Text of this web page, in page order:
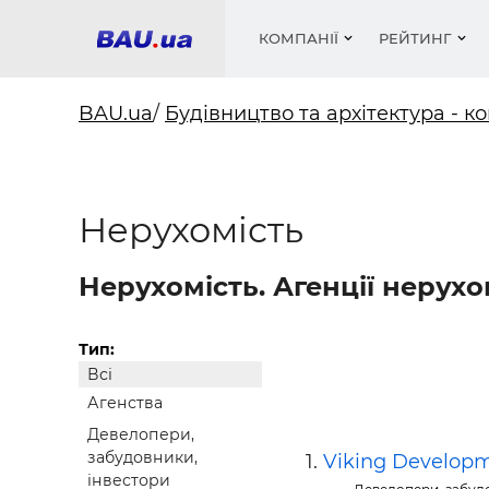
КОМПАНІЇ
Фарби,
РЕЙТИНГ
Медіа
BAU.ua/ Будівництво та архітектура -
Нерухомість
Нерухомість. Агенції
Тип:
Всі
Агенства
Девелопери,
забудовники,
інвестори
Viking